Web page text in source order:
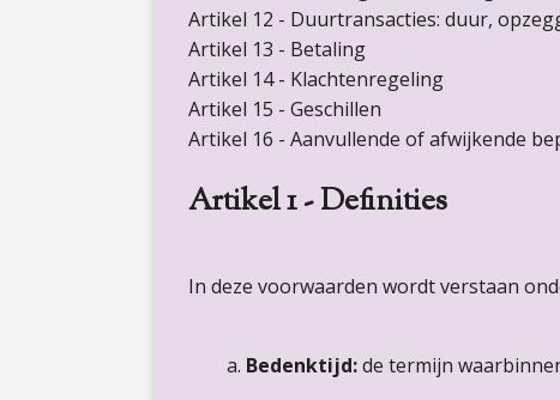
Artikel 12 - Duurtransacties: duur,
Artikel 13 - Betaling
Artikel 14 - Klachtenregeling
Artikel 15 - Geschillen
Artikel 16 - Aanvullende of afwijkende
Artikel 1 - Definities
In deze voorwaarden wordt verstaan
Bedenktijd:de termijn